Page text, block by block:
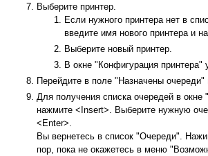
Выберите принтер.
Если нужного принтера нет в
введите имя нового принтера и
Выберите новый принтер.
В окне "Конфигурация принтера"
Перейдите в поле "Назначены
Для получения списка очередей в окне
нажмите <Insert>. Выберите нужную
<Enter>.
Вы вернетесь в список "Очереди".
пор, пока не окажетесь в меню